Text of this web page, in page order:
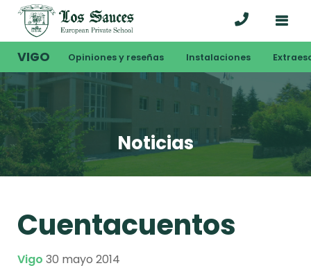
VIGO Opiniones y reseñas Instalaciones
Noticias
Cuentacuentos
Vigo 30 mayo 2014